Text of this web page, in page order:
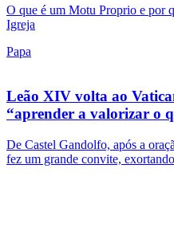
O que é um Motu Proprio e por
Igreja
Papa
Leão XIV volta ao
“aprender a valorizar o
De Castel Gandolfo, após a
fez um grande convite, exortando